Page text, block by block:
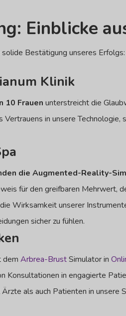
Einblicke
Bestätigung unseres Erfolgs:
Klinik
10 Frauen unterstreicht die
in unsere
die Augmented-Reality-
für den greifbaren Mehrwert,
Wirksamkeit unserer
sicher zu fühlen.
dem Arbrea-BrustSimulator in
Konsultationen in engagierte
als auch Patienten in unsere